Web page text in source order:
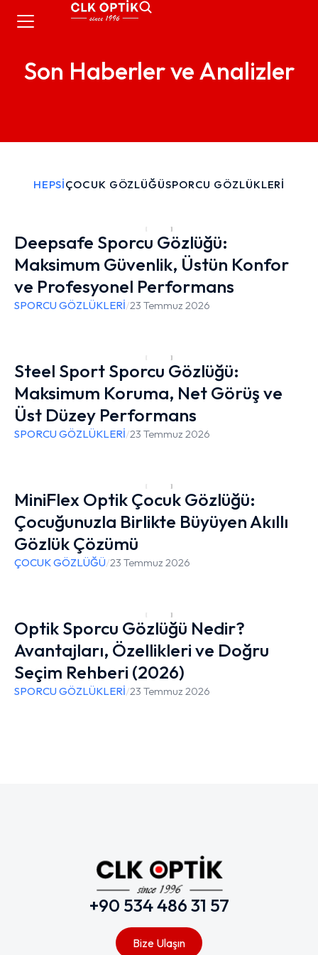
Son Haberler ve Analizler
HEPSİÇOCUK GÖZLÜĞÜSPORCU GÖZLÜKLERİ
Deepsafe Sporcu Gözlüğü:
Maksimum Güvenlik, Üstün Konfor
ve Profesyonel Performans
SPORCU GÖZLÜKLERİ/23 Temmuz 2026
Steel Sport Sporcu Gözlüğü:
Maksimum Koruma, Net Görüş ve
Üst Düzey Performans
SPORCU GÖZLÜKLERİ/23 Temmuz 2026
MiniFlex Optik Çocuk Gözlüğü:
Çocuğunuzla Birlikte Büyüyen Akıllı
Gözlük Çözümü
ÇOCUK GÖZLÜĞÜ/23 Temmuz 2026
Optik Sporcu Gözlüğü Nedir?
Avantajları, Özellikleri ve Doğru
Seçim Rehberi (2026)
SPORCU GÖZLÜKLERİ/23 Temmuz 2026
+90 534 486 31 57
Bize Ulaşın